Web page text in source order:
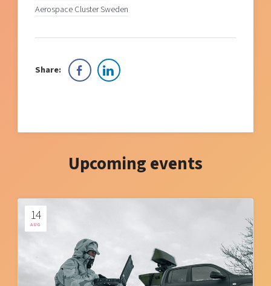
Aerospace Cluster Sweden
Share:
Upcoming events
14
AUG